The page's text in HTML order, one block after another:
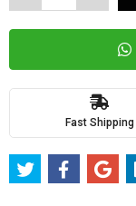
Fast Shipping